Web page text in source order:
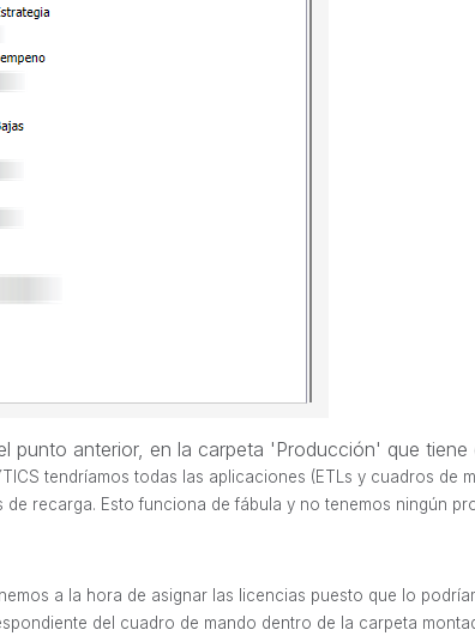
punto anterior, en la carpeta 'Producción' que tiene
tendríamos todas las aplicaciones (ETLs y cuadros de
de recarga. Esto funciona de fábula y no tenemos ningún
a la hora de asignar las licencias puesto que lo
del cuadro de mando dentro de la carpeta